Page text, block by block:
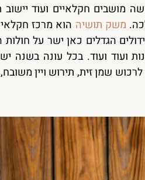
הפתחה מאכלסים שלושה מושבים חקלאיים ועוד
משק תושיה הוא מרכז חקלאי
הגדלים כאן ישר על חולות
ועוד ועוד. בכל עונה בשנה
שמן זית, תירוש ויין משובח,